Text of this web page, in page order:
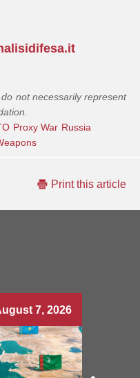
not necessarily represent
Proxy War Russia
Print this article
7, 2026